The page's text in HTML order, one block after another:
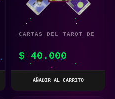
CARTAS DEL TAROT DE
$ 40.000
AÑADIR AL CARRITO